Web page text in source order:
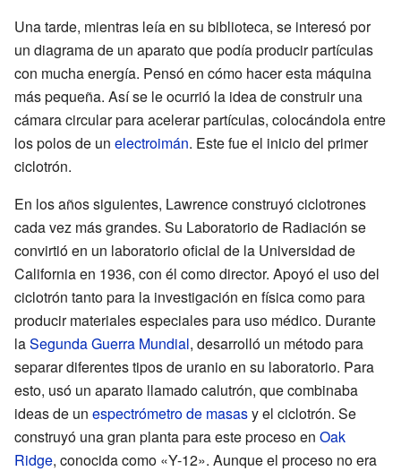
Una tarde, mientras leía en su biblioteca, se interesó por
un diagrama de un aparato que podía producir partículas
con mucha energía. Pensó en cómo hacer esta máquina
más pequeña. Así se le ocurrió la idea de construir una
cámara circular para acelerar partículas, colocándola entre
los polos de un electroimán. Este fue el inicio del primer
ciclotrón.
En los años siguientes, Lawrence construyó ciclotrones
cada vez más grandes. Su Laboratorio de Radiación se
convirtió en un laboratorio oficial de la Universidad de
California en 1936, con él como director. Apoyó el uso del
ciclotrón tanto para la investigación en física como para
producir materiales especiales para uso médico. Durante
laSegunda Guerra Mundial, desarrolló un método para
separar diferentes tipos de uranio en su laboratorio. Para
esto, usó un aparato llamado calutrón, que combinaba
ideas de un espectrómetro de masasy el ciclotrón. Se
construyó una gran planta para este proceso en Oak
Ridge, conocida como «Y-12». Aunque el proceso no era